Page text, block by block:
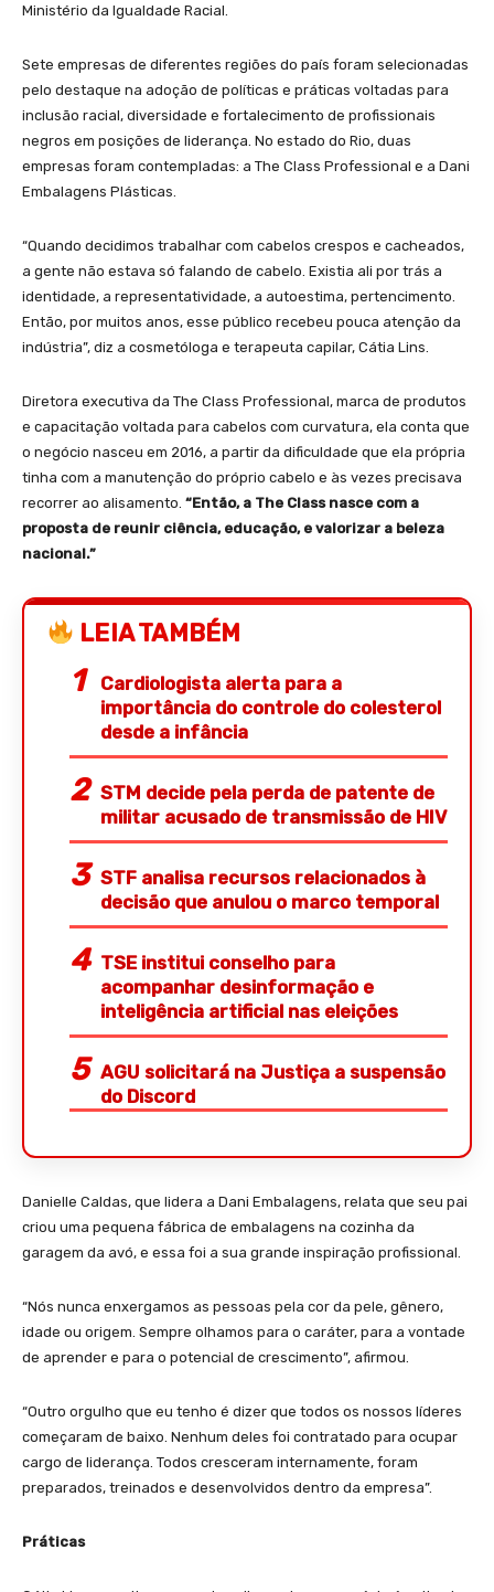
Ministério da Igualdade Racial.
Sete empresas de diferentes regiões do país foram selecionadas
pelo destaque na adoção de políticas e práticas voltadas para
inclusão racial, diversidade e fortalecimento de profissionais
negros em posições de liderança. No estado do Rio, duas
empresas foram contempladas: a The Class Professional e a Dani
Embalagens Plásticas.
“Quando decidimos trabalhar com cabelos crespos e cacheados,
a gente não estava só falando de cabelo. Existia ali por trás a
identidade, a representatividade, a autoestima, pertencimento.
Então, por muitos anos, esse público recebeu pouca atenção da
indústria”, diz a cosmetóloga e terapeuta capilar, Cátia Lins.
Diretora executiva da The Class Professional, marca de produtos
e capacitação voltada para cabelos com curvatura, ela conta que
o negócio nasceu em 2016, a partir da dificuldade que ela própria
tinha com a manutenção do próprio cabelo e às vezes precisava
recorrer ao alisamento. “Então, a The Class nasce com a
proposta de reunir ciência, educação, e valorizar a beleza
nacional.”
LEIA TAMBÉM
Cardiologista alerta para a
importância do controle do colesterol
desde a infância
STM decide pela perda de patente de
militar acusado de transmissão de HIV
STF analisa recursos relacionados à
decisão que anulou o marco temporal
TSE institui conselho para
acompanhar desinformação e
inteligência artificial nas eleições
AGU solicitará na Justiça a suspensão
do Discord
Danielle Caldas, que lidera a Dani Embalagens, relata que seu pai
criou uma pequena fábrica de embalagens na cozinha da
garagem da avó, e essa foi a sua grande inspiração profissional.
“Nós nunca enxergamos as pessoas pela cor da pele, gênero,
idade ou origem. Sempre olhamos para o caráter, para a vontade
de aprender e para o potencial de crescimento”, afirmou.
“Outro orgulho que eu tenho é dizer que todos os nossos líderes
começaram de baixo. Nenhum deles foi contratado para ocupar
cargo de liderança. Todos cresceram internamente, foram
preparados, treinados e desenvolvidos dentro da empresa”.
Práticas